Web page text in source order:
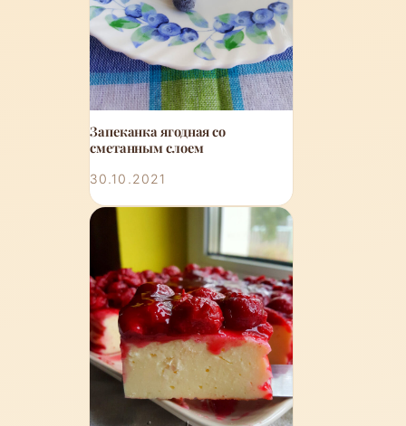
Запеканка ягодная со
сметанным слоем
30.10.2021